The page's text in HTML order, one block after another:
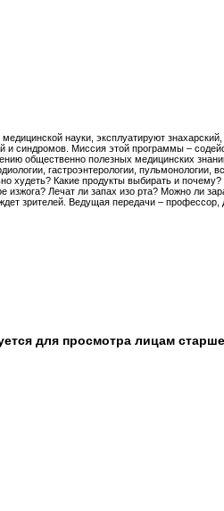
науки, эксплуатируют знахарский,
и синдромов. Миссия этой программы –
общественно полезных медицинских
гастроэнтерологии, пульмонологии,
худеть? Какие продукты выбирать и почему?
изжога? Лечат ли запах изо рта? Можно ли
зрителей. Ведущая передачи – профессор,
для просмотра лицам старше